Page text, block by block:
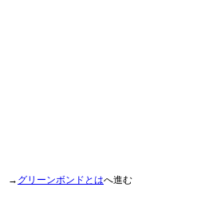
→ グリーンボンドとはへ進む